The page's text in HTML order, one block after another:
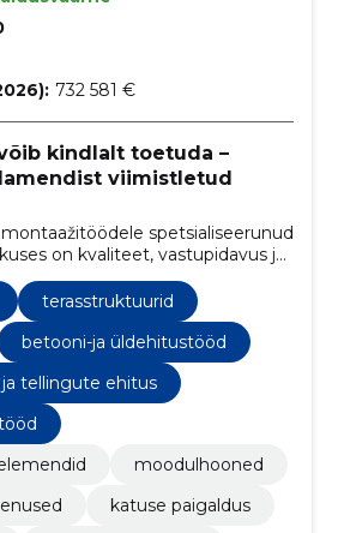
732 581 €
kindlalt toetuda –
viimistletud
spetsialiseerunud
on kvaliteet, vastupidavus ja
terasstruktuurid
betooni-ja üldehitustööd
tellingute ehitus
moodulhooned
katuse paigaldus